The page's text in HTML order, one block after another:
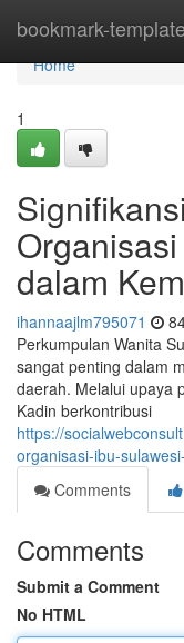
bookmark-template
Home
Home
1
dalam
ihannaajlm795071
Perkumpulan Wanita
sangat penting dalam
daerah. Melalui upaya
Kadin berkontribusi
https://
organisasi-ibu-
Comments
Comments
Submit a Comment
No HTML